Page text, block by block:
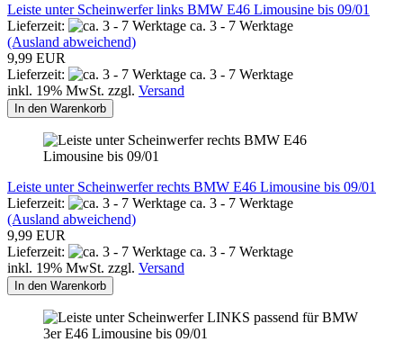
Leiste unter Scheinwerfer links BMW E46 Limousine bis 09/01
Lieferzeit:
ca. 3 - 7 Werktage
(Ausland abweichend)
9,99 EUR
Lieferzeit:
ca. 3 - 7 Werktage
inkl. 19% MwSt. zzgl. Versand
In den Warenkorb
Leiste unter Scheinwerfer rechts BMW E46 Limousine bis 09/01
Lieferzeit:
ca. 3 - 7 Werktage
(Ausland abweichend)
9,99 EUR
Lieferzeit:
ca. 3 - 7 Werktage
inkl. 19% MwSt. zzgl. Versand
In den Warenkorb